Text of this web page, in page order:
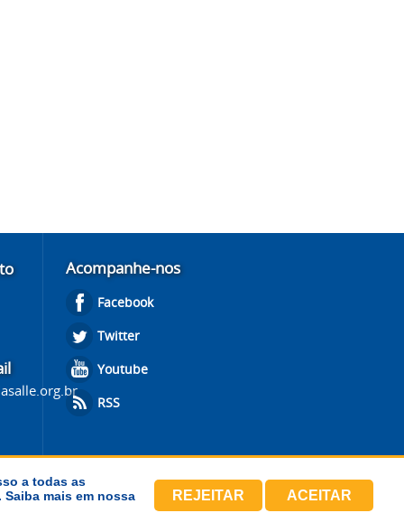
a todas as
mais em nossa
REJEITAR ACEITAR
Acompanhe-nos
Facebook
Twitter
Youtube
RSS